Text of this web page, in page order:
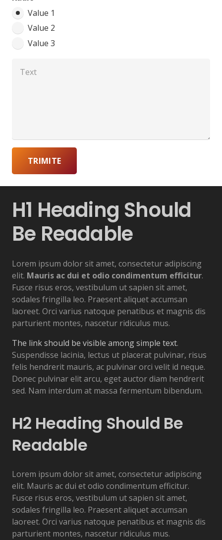
Value 1
Value 2
Value 3
TRIMITE
H1 Heading Should
Be Readable
Lorem ipsum dolor sit amet, consectetur adipiscing
elit. Mauris ac dui et odio condimentum efficitur.
Fusce risus eros, vestibulum ut sapien sit amet,
sodales fringilla leo. Praesent aliquet accumsan
laoreet. Orci varius natoque penatibus et magnis dis
parturient montes, nascetur ridiculus mus.
The link should be visible among simple text.
Suspendisse lacinia, lectus ut placerat pulvinar, risus
felis hendrerit mauris, ac pulvinar orci velit id neque.
Donec pulvinar elit arcu, eget auctor diam hendrerit
sed. Nam interdum at massa fermentum bibendum.
H2 Heading Should Be
Readable
Lorem ipsum dolor sit amet, consectetur adipiscing
elit. Mauris ac dui et odio condimentum efficitur.
Fusce risus eros, vestibulum ut sapien sit amet,
sodales fringilla leo. Praesent aliquet accumsan
laoreet. Orci varius natoque penatibus et magnis dis
parturient montes, nascetur ridiculus mus.